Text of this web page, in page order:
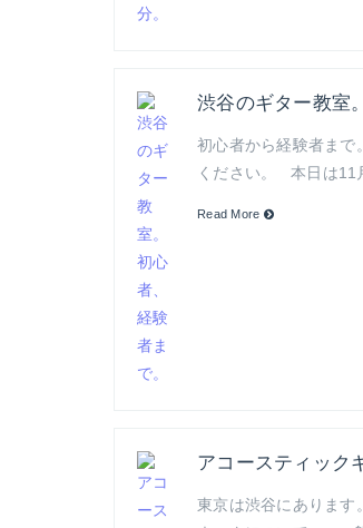
渋谷のギター教室
初心者から経験者まで
ください。 本日は11
Read More
アコースティック
東京は渋谷にありま